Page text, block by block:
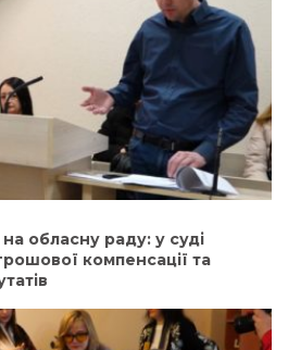
обласну раду: у суді
компенсації та